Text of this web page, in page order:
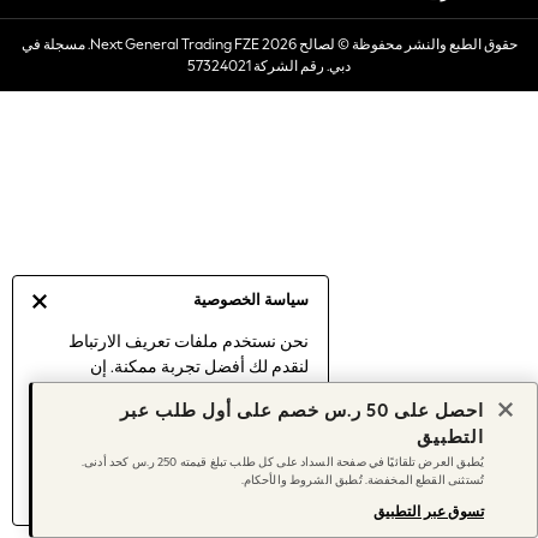
سياسة الخصوصية
نحن نستخدم ملفات تعريف الارتباط
لنقدم لك أفضل تجربة ممكنة. إن
موافقتك على استخدامنا لملفات تعريف
اكتشف المزيد عن إدارة إعدادات ملفات
تعريف الارتباط (الكوكيز).
Dresses
Occasionwear
Sets & Outfits
Sun Hats & Caps
Women's Holiday Shop
Women's Travel Styles
Dresses
Occasionwear
Linen Collection
Tops & T-Shirts
حقوق الطبع والنشر محفوظة © لصالح 2026 Next General Trading FZE. مسجلة في
دبي. رقم الشركة 57324021
احصل على 50 ر.س خصم على أول طلب عبر
التطبيق
يُطبق العرض تلقائيًا في صفحة السداد على كل طلب تبلغ قيمته 250 ر.س كحد أدنى.
تُستثنى القطع المخفضة. تُطبق الشروط والأحكام.
تسوق عبر التطبيق